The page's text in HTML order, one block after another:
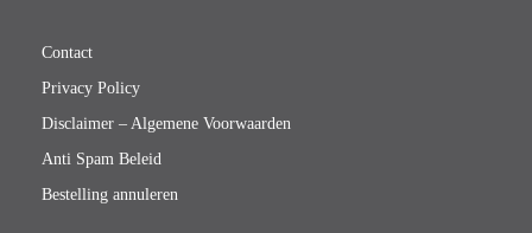
Contact
Privacy Policy
Disclaimer – Algemene Voorwaarden
Anti Spam Beleid
Bestelling annuleren